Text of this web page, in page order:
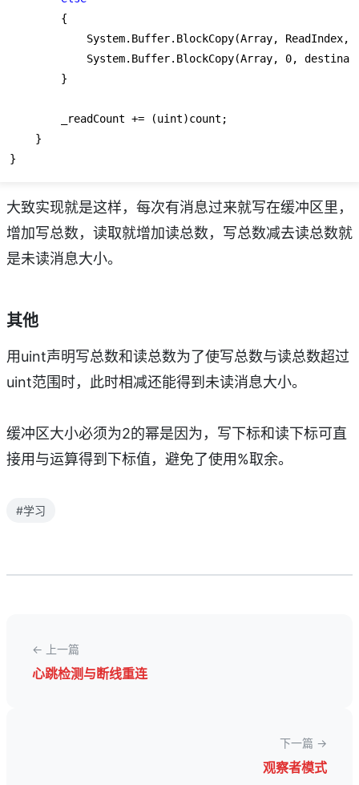
        {
System.Buffer.BlockCopy(Array, ReadIndex,
            System.Buffer.BlockCopy(Array,
0,
        }
        _readCount += (uint)count;
    }
大致实现就是这样，每次有消息过来就写在缓冲区里，
增加写总数，读取就增加读总数，写总数减去读总数就
是未读消息大小。
其他
用uint声明写总数和读总数为了使写总数与读总数超过
uint范围时，此时相减还能得到未读消息大小。
缓冲区大小必须为2的幂是因为，写下标和读下标可直
接用与运算得到下标值，避免了使用%取余。
#学习
← 上一篇
心跳检测与断线重连
下一篇 →
观察者模式